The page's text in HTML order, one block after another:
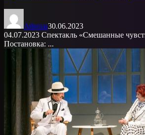
Афиша30.06.2023
04.07.2023 Спектакль «Смешанные
Постановка: ...